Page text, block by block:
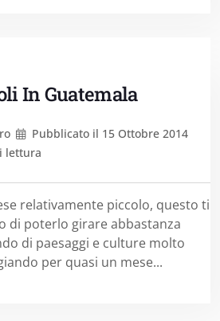
In Guatemala
Pubblicato il 15 Ottobre 2014
lettura
relativamente piccolo, questo ti
di poterlo girare abbastanza
di paesaggi e culture molto
per quasi un mese...